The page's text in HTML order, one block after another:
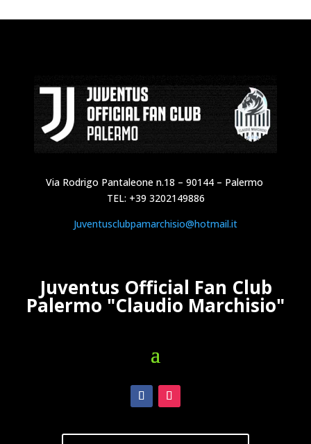
Via Rodrigo Pantaleone n.18 – 90144 – Palermo
TEL: +39 3202149886
Juventusclubpamarchisio@hotmail.it
Juventus Official Fan Club
Palermo "Claudio Marchisio"